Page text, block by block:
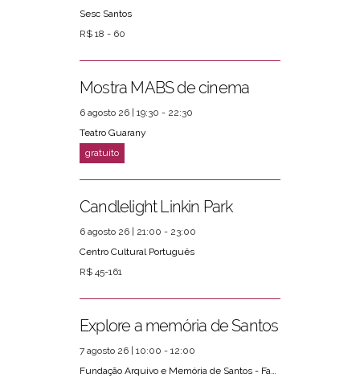
Sesc Santos
R$ 18 - 60
Mostra MABS de cinema
6 agosto 26 | 19:30 - 22:30
Teatro Guarany
Candlelight Linkin Park
6 agosto 26 | 21:00 - 23:00
Centro Cultural Português
R$ 45-161
Explore a memória de Santos
7 agosto 26 | 10:00 - 12:00
Fundação Arquivo e Memória de Santos - Fams